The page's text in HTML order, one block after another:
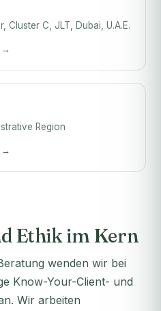
Cluster C, JLT, Dubai, U.A.E.
→
Region
→
Ethik im Kern
wenden wir bei
Know-Your-Client- und
Wir arbeiten